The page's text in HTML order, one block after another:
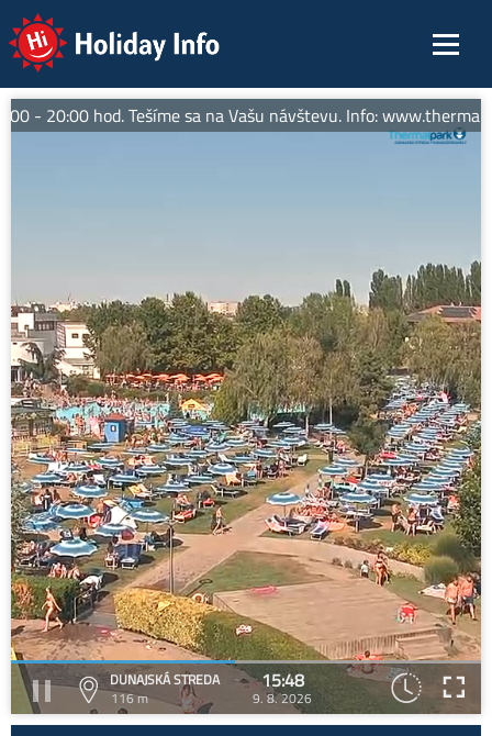
Holiday Info
- 20:00 hod. Tešíme sa na Vašu návštevu. Info:
DUNAJSKÁ STREDA
116 m
15:48
9. 8. 2026